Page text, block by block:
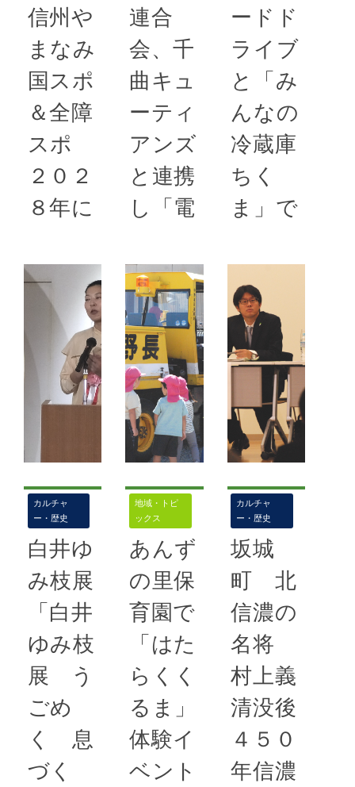
信州や
まなみ
国スポ
＆全障
スポ
２０２
８年に
月17日
千曲市準備委
員会が設立さ
れ、2028年
に開催される
第82回国民
と第27回全
ーツ大会のた
めの初会合が
行われた。大
「信州やまな
み国スポ・全
具体的には新
体操、ハンド
チャの3競技
が予定されて
連合
会、千
曲キュ
ーティ
アンズ
と連携
し「電
金詐
欺」防
止を呼
びかけ
2024年11
月17日
「電話でお金
街頭啓発 キ
ューティアン
ズが防犯を呼
びかけ 千曲
警察署と更埴
防犯協会連合
会は令和６年
全国地域安全
運動（10月
11日～20
日）に伴い、
電話でお金詐
街頭活動を実
ードド
ライブ
と「み
んなの
冷蔵庫
ちく
ま」で
窮者支
援を強
化
2024年11
更埴ライオン
ズクラブ フ
ードドライ
ブ 新たな貧
困支援の取り
組み コミュ
ニティー・フ
リッジ（公共
の冷蔵庫）も
10月11
日、更埴ライ
は恒例の生活
困窮者支援の
ブ活動を実
施。千曲市
カルチャ
ー・歴史
白井ゆ
み枝展
「白井
ゆみ枝
展 う
ごめ
く 息
づく
地域・トピ
ックス
あんず
の里保
育園で
「はた
らくく
るま」
体験イ
ベント
カルチャ
ー・歴史
坂城
町 北
信濃の
名将
村上義
清没後
４５０
年信濃